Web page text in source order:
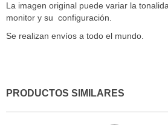
La imagen original puede variar la
monitor y su configuración.
Se realizan envíos a todo el mundo.
PRODUCTOS SIMILARES